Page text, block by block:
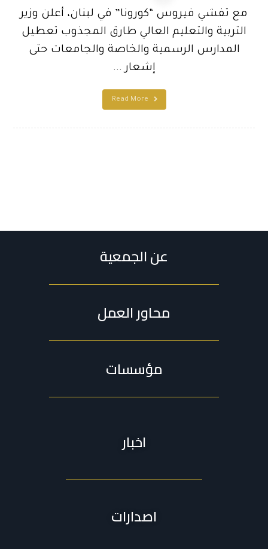
مع تفشي فيروس “كورونا” في لبنان، أعلن وزير
التربية والتعليم العالي طارق المجذوب تعطيل
المدارس الرسمية والخاصة والجامعات حتى
إشعار ...
Read More
عن الجمعية
محاور العمل
مؤسسات
اخبار
اصدارات